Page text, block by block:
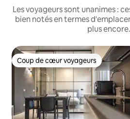
Les voyageurs sont unanimes :
bien notés en termes
plus encore.
Coup de cœur voyageurs
Coup de cœur voyageurs